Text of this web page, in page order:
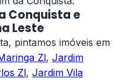
Conquista e
Leste
pintamos imóveis em
Zl, Jardim
Zl, Jardim Vila